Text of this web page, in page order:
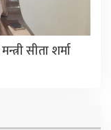
सीता शर्मा